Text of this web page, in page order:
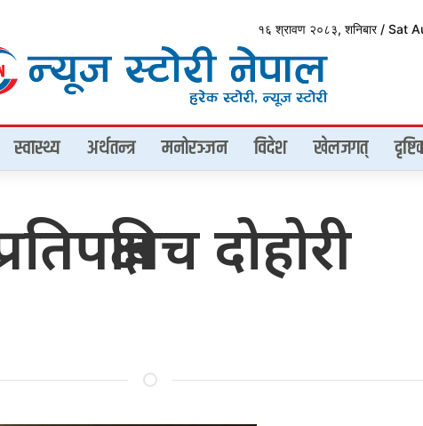
१६ श्रावण २०८३, शनिबार / Sat
स्वास्थ्य अर्थतन्त्र मनोरञ्जन विदेश खेलजगत्
दोहोरी